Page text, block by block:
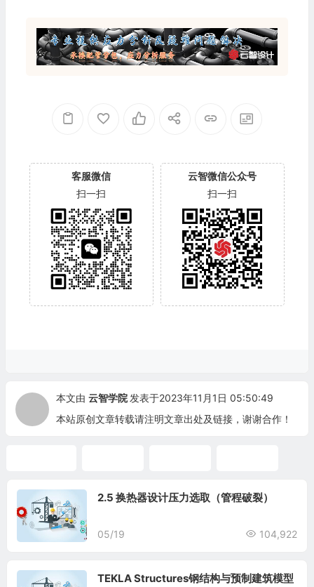
客服微信
扫一扫
云智微信公众号
扫一扫
本文由 云智学院 发表于2023年11月1日 05:50:49
本站原创文章转载请注明文章出处及链接，谢谢合作！
2.5 换热器设计压力选取（管程破裂）
05/19 104,922
TEKLA Structures钢结构与预制建筑模型